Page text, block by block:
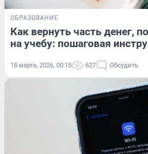
ОБРАЗОВАНИЕ
Как вернуть часть денег,
на учебу: пошаговая
18 марта, 2026, 00:15 627 Обсудить